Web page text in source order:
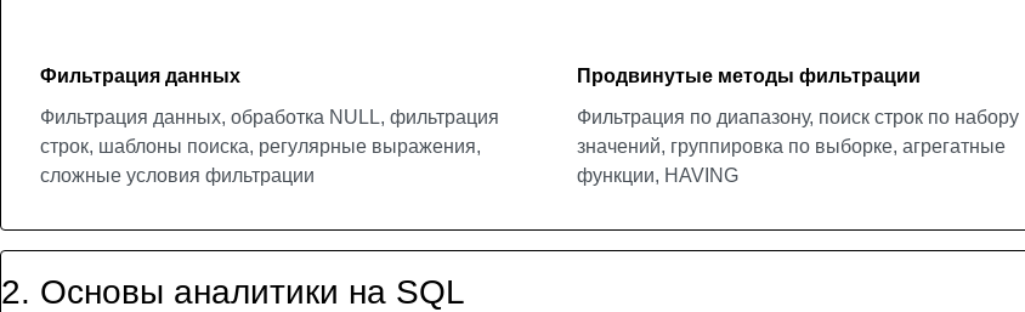
Фильтрация данных
Фильтрация данных, обработка NULL, фильтрация
строк, шаблоны поиска, регулярные выражения,
сложные условия фильтрации
Продвинутые методы фильтрации
Фильтрация по диапазону, поиск строк по набору
значений, группировка по выборке, агрегатные
функции, HAVING
2. Основы аналитики на SQL